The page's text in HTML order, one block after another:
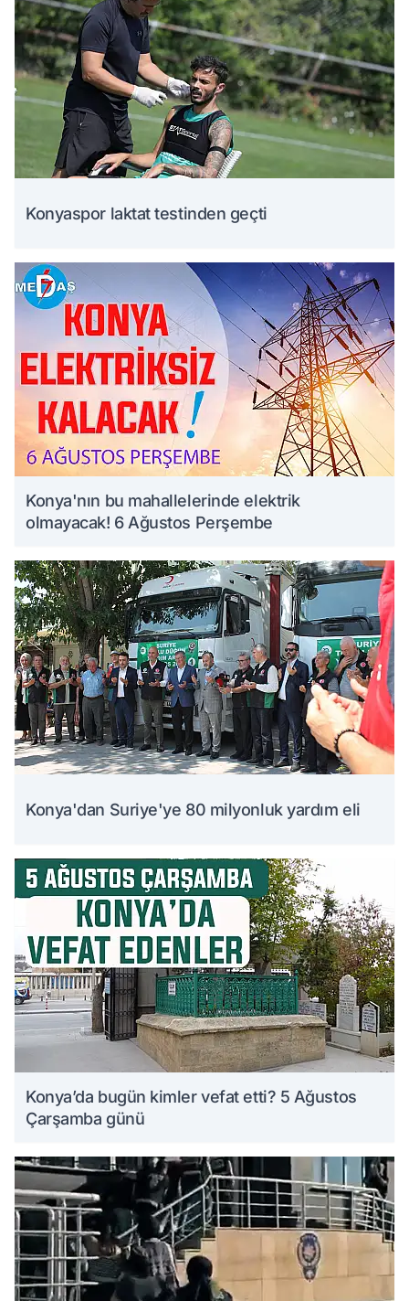
Konyaspor laktat testinden geçti
Konya'nın bu mahallelerinde elektrik
olmayacak! 6 Ağustos Perşembe
Konya'dan Suriye'ye 80 milyonluk yardım eli
Konya’da bugün kimler vefat etti? 5 Ağustos
Çarşamba günü